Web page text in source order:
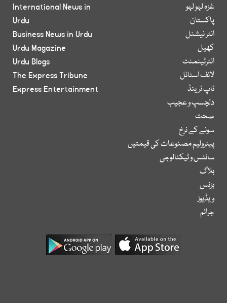
غزہ لہو لہو
پاکستان
انٹر نیشنل
کھیل
انٹرٹینمنٹ
لائف اسٹائل
ٹاپ ٹرینڈ
دلچسپ و عجیب
صحت
سونے کے نرخ
پیٹرولیم مصنوعات کی قیمتیں
سائنس و ٹیکنالوجی
بلاگ
بزنس
ویڈیوز
جرائم
International News in
Urdu
Business News in Urdu
Urdu Magazine
Urdu Blogs
The Express Tribune
Express Entertainment